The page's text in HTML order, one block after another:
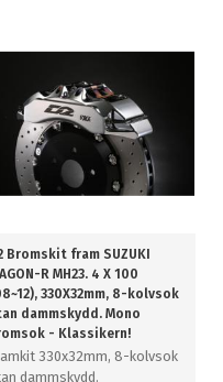
Bromskit fram SUZUKI
R MH23. 4 X 100
330X32mm, 8-kolvsok
dammskydd. Mono
- Klassikern!
330x32mm, 8-kolvsok
dammskydd.